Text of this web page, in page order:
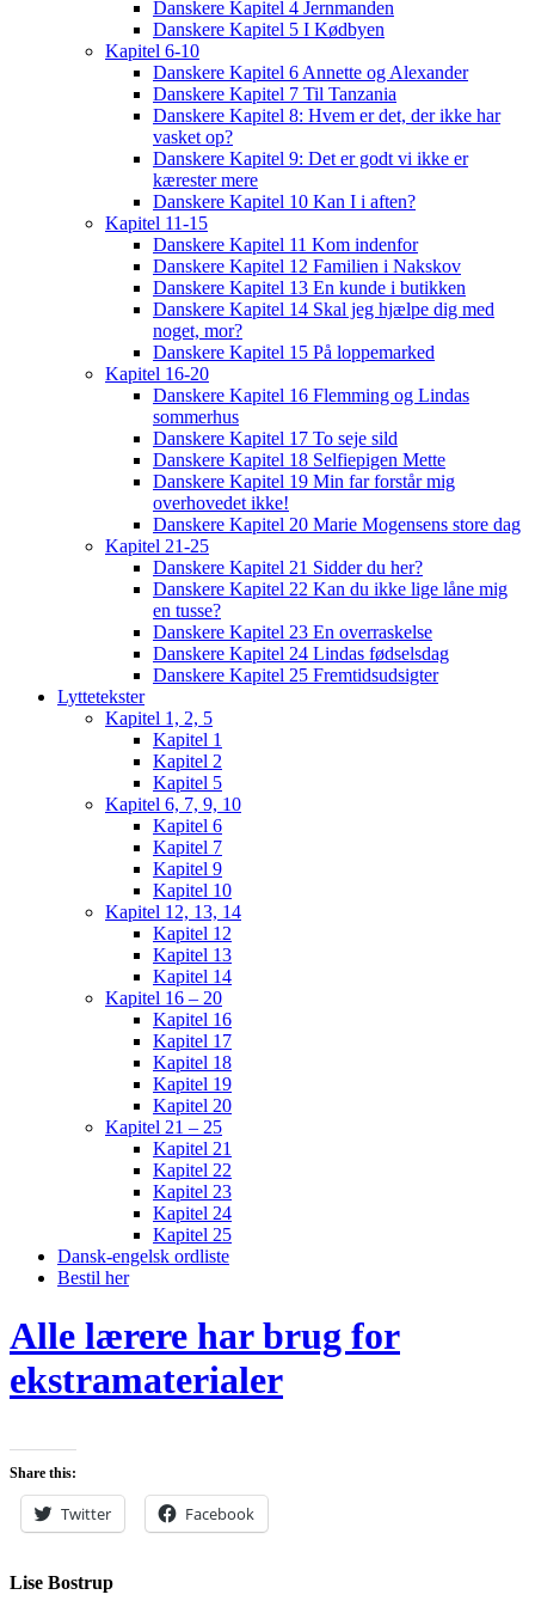
Danskere Kapitel 4 Jernmanden
Danskere Kapitel 5 I Kødbyen
Kapitel 6-10
Danskere Kapitel 6 Annette og Alexander
Danskere Kapitel 7 Til Tanzania
Danskere Kapitel 8: Hvem er det, der ikke har
vasket op?
Danskere Kapitel 9: Det er godt vi ikke er
kærester mere
Danskere Kapitel 10 Kan I i aften?
Kapitel 11-15
Danskere Kapitel 11 Kom indenfor
Danskere Kapitel 12 Familien i Nakskov
Danskere Kapitel 13 En kunde i butikken
Danskere Kapitel 14 Skal jeg hjælpe dig med
noget, mor?
Danskere Kapitel 15 På loppemarked
Kapitel 16-20
Danskere Kapitel 16 Flemming og Lindas
sommerhus
Danskere Kapitel 17 To seje sild
Danskere Kapitel 18 Selfiepigen Mette
Danskere Kapitel 19 Min far forstår mig
overhovedet ikke!
Danskere Kapitel 20 Marie Mogensens store dag
Kapitel 21-25
Danskere Kapitel 21 Sidder du her?
Danskere Kapitel 22 Kan du ikke lige låne mig
en tusse?
Danskere Kapitel 23 En overraskelse
Danskere Kapitel 24 Lindas fødselsdag
Danskere Kapitel 25 Fremtidsudsigter
Lyttetekster
Kapitel 1, 2, 5
Kapitel 1
Kapitel 2
Kapitel 5
Kapitel 6, 7, 9, 10
Kapitel 6
Kapitel 7
Kapitel 9
Kapitel 10
Kapitel 12, 13, 14
Kapitel 12
Kapitel 13
Kapitel 14
Kapitel 16 – 20
Kapitel 16
Kapitel 17
Kapitel 18
Kapitel 19
Kapitel 20
Kapitel 21 – 25
Kapitel 21
Kapitel 22
Kapitel 23
Kapitel 24
Kapitel 25
Dansk-engelsk ordliste
Bestil her
Alle lærere har brug for
ekstramaterialer
Share this:
Twitter Facebook
Lise Bostrup